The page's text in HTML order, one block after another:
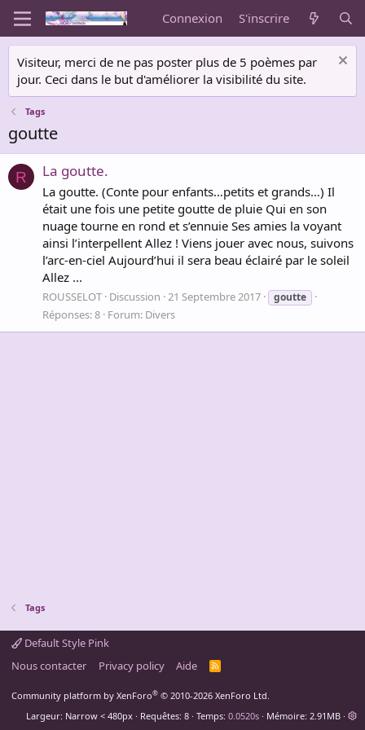
Connexion S'inscrire
Visiteur, merci de ne pas poster plus de 5 poèmes par
jour. Ceci dans le but d'améliorer la visibilité du site.
Tags
goutte
R La goutte.
La goutte. (Conte pour enfants…petits et grands…) Il
était une fois une petite goutte de pluie Qui en son
nuage tourne en rond et s’ennuie Ses amies la voyant
ainsi l’interpellent Allez ! Viens jouer avec nous, suivons
l’arc-en-ciel Aujourd’hui il sera beau éclairé par le soleil
Allez ...
ROUSSELOT Discussion 21 Septembre 2017 goutte
Réponses: 8 Forum: Divers
Tags
Default Style Pink
Nous contacter
Privacy policy Aide
R
Community platform by XenForo® © 2010-2026 XenForo Ltd.
Largeur
Requêtes 8 Temps 0.0520s Mémoire 2.91MB